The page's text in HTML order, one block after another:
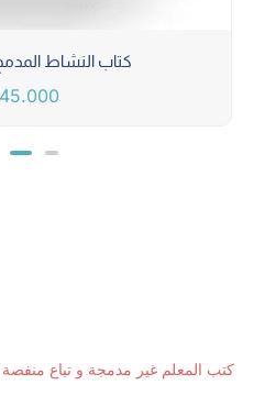
كتاب النشاط
45.000
كتب المعلم غير مدمجة و تباع